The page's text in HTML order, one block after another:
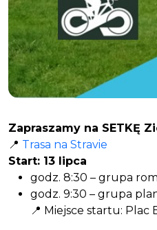
Zapraszamy na SETKĘ
📍 Trasa na Stravie
Start: 13 lipca
godz. 8:30 – grupa
godz. 9:30 – grupa
📍 Miejsce startu: Plac